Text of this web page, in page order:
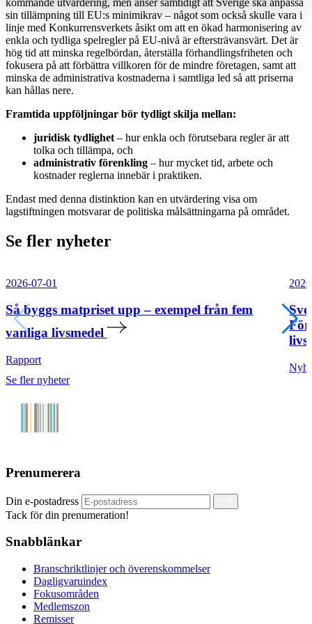
sin tillämpning till EU:s minimikrav – något som också skulle vara i
linje med Konkurrensverkets åsikt om att en ökad harmonisering av
enkla och tydliga spelregler på EU-nivå är eftersträvansvärt. Det är
hög tid att minska regelbördan, återställa förhandlingsfriheten och
fokusera på att förbättra villkoren för de mindre företagen, samt att
minska de administrativa kostnaderna i samtliga led så att priserna
kan hållas nere.
Framtida uppföljningar bör tydligt skilja mellan:
juridisk tydlighet – hur enkla och förutsebara regler är att
tolka och tillämpa, och
administrativ förenkling – hur mycket tid, arbete och
kostnader reglerna innebär i praktiken.
Endast med denna distinktion kan en utvärdering visa om
lagstiftningen motsvarar de politiska målsättningarna på området.
Se fler nyheter
2026-07-01
Så byggs matpriset upp – exempel från fem
vanliga livsmedel
Rapport
Se fler nyheter
Prenumerera
Din e-postadress
Tack för din prenumeration!
Snabblänkar
Branschriktlinjer och överenskommelser
Dagligvaruindex
Fokusområden
Medlemszon
Remisser